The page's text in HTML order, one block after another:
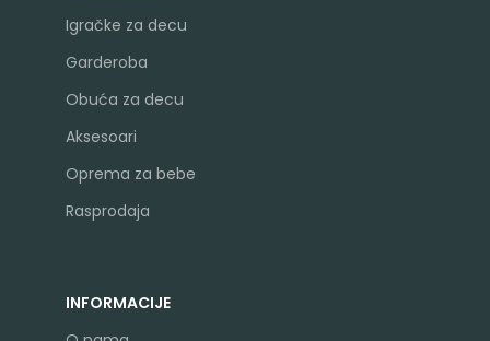
Igračke za decu
Garderoba
Obuća za decu
Aksesoari
Oprema za bebe
Rasprodaja
INFORMACIJE